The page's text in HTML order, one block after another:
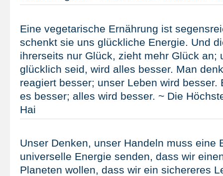
Eine vegetarische Ernährung ist
schenkt sie uns glückliche Energie. Und
ihrerseits nur Glück, zieht mehr Glück an;
glücklich seid, wird alles besser. Man
reagiert besser; unser Leben wird besser.
es besser; alles wird besser. ~ Die
Hai
Unser Denken, unser Handeln muss eine
universelle Energie senden, dass wir
Planeten wollen, dass wir ein sichereres